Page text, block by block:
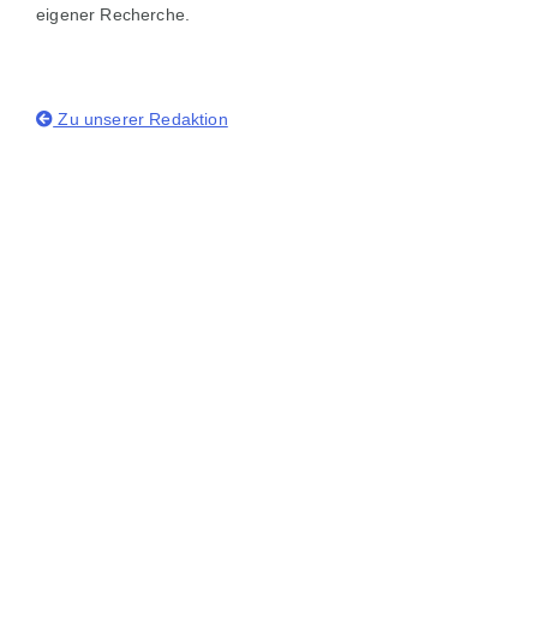
eigener Recherche.
Zu unserer Redaktion